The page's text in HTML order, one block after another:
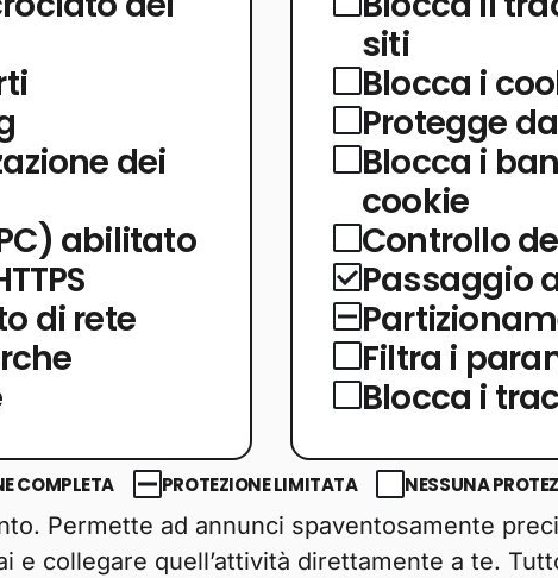
dei
abilitato
di rete
siti
Blocca i
Protegge
Blocca i
cookie
Controllo
Passaggio
Filtra i
Blocca i
COMPLETA PROTEZIONE LIMITATA NESSUNA
Permette ad annunci spaventosamente
collegare quell’attività direttamente a te.